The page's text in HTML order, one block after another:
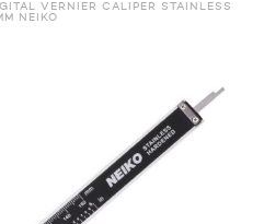
VERNIER CALIPER STAINLESS
NEIKO